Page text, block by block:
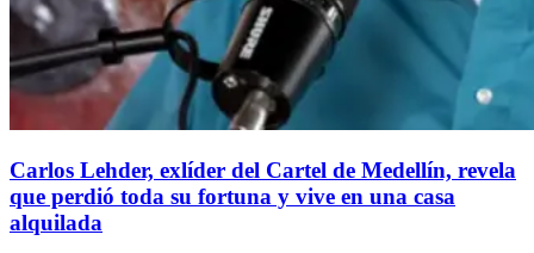
Carlos Lehder, exlíder del Cartel de Medellín, revela
que perdió toda su fortuna y vive en una casa
alquilada